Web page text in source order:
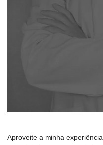
Aproveite a minha